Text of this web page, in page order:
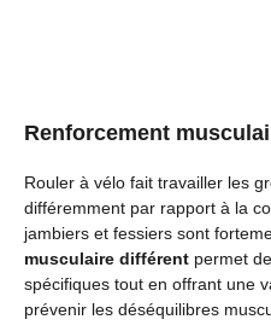
Renforcement
Rouler à vélo fait travailler les
différemment par rapport à la
jambiers et fessiers sont
musculaire différent permet
spécifiques tout en offrant une
prévenir les déséquilibres